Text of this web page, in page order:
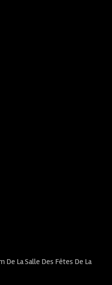
De La Salle Des Fêtes De La